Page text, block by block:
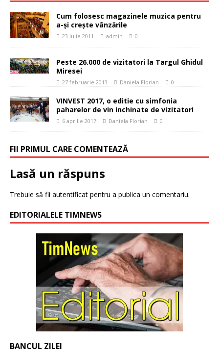
Cum folosesc magazinele muzica pentru
a-şi creşte vânzările
23 iulie 2011 admin 0
Peste 26.000 de vizitatori la Targul Ghidul
Miresei
27 februarie 2013 Daniela Florian 0
VINVEST 2017, o editie cu simfonia
paharelor de vin inchinate de vizitatori
6 aprilie 2017 Daniela Florian 0
FII PRIMUL CARE COMENTEAZĂ
Lasă un răspuns
Trebuie să fii autentificat pentru a publica un comentariu.
EDITORIALELE TIMNEWS
BANCUL ZILEI